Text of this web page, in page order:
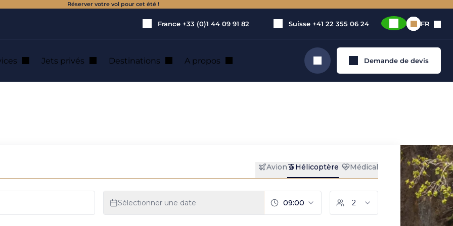
Réserver votre vol pour cet été !
France +33 (0)1 44 09 91 82 Suisse +41 22 355 06 24 FR
Jets privés Destinations A propos Rechercher Demande de devis